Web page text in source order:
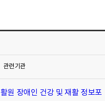
관련기관